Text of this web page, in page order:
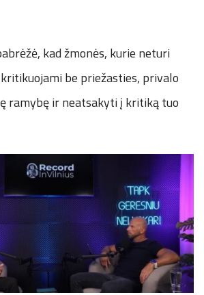
kad žmonės, kurie neturi
be priežasties, privalo
ramybę ir neatsakyti į kritiką tuo